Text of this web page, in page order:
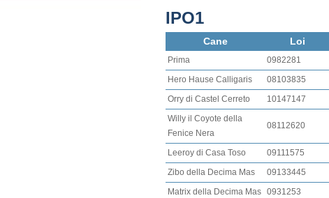
IPO1
Cane Loi
Prima 0982281
Hero Hause Calligaris
08103835
Orry di Castel Cerreto
10147147
Willy il Coyote della
Fenice Nera
08112620
Leeroy di Casa Toso 09111575
Zibo della Decima Mas
09133445
Matrix della Decima Mas 0931253